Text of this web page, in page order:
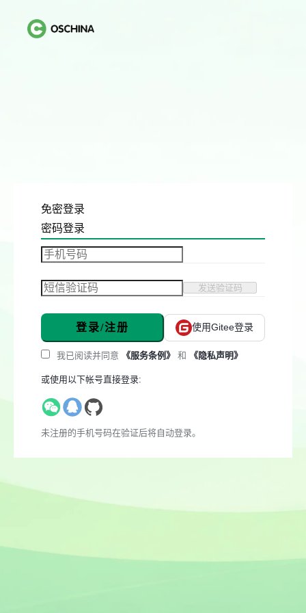
免密登录
密码登录
发送验证码
登录/注册 使用Gitee登录
我已阅读并同意 《服务条例》 和 《隐私声明》
或使用以下帐号直接登录:
未注册的手机号码在验证后将自动登录。